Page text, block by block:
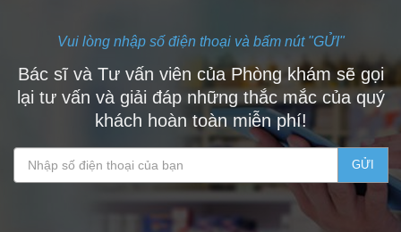
Vui lòng nhập số điện thoại và bấm nút "GỬI"
Bác sĩ và Tư vấn viên của Phòng khám sẽ gọi
lại tư vấn và giải đáp những thắc mắc của quý
khách hoàn toàn miễn phí!
GỬI